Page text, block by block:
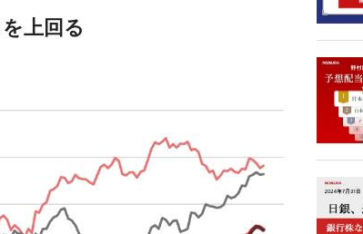
上回る